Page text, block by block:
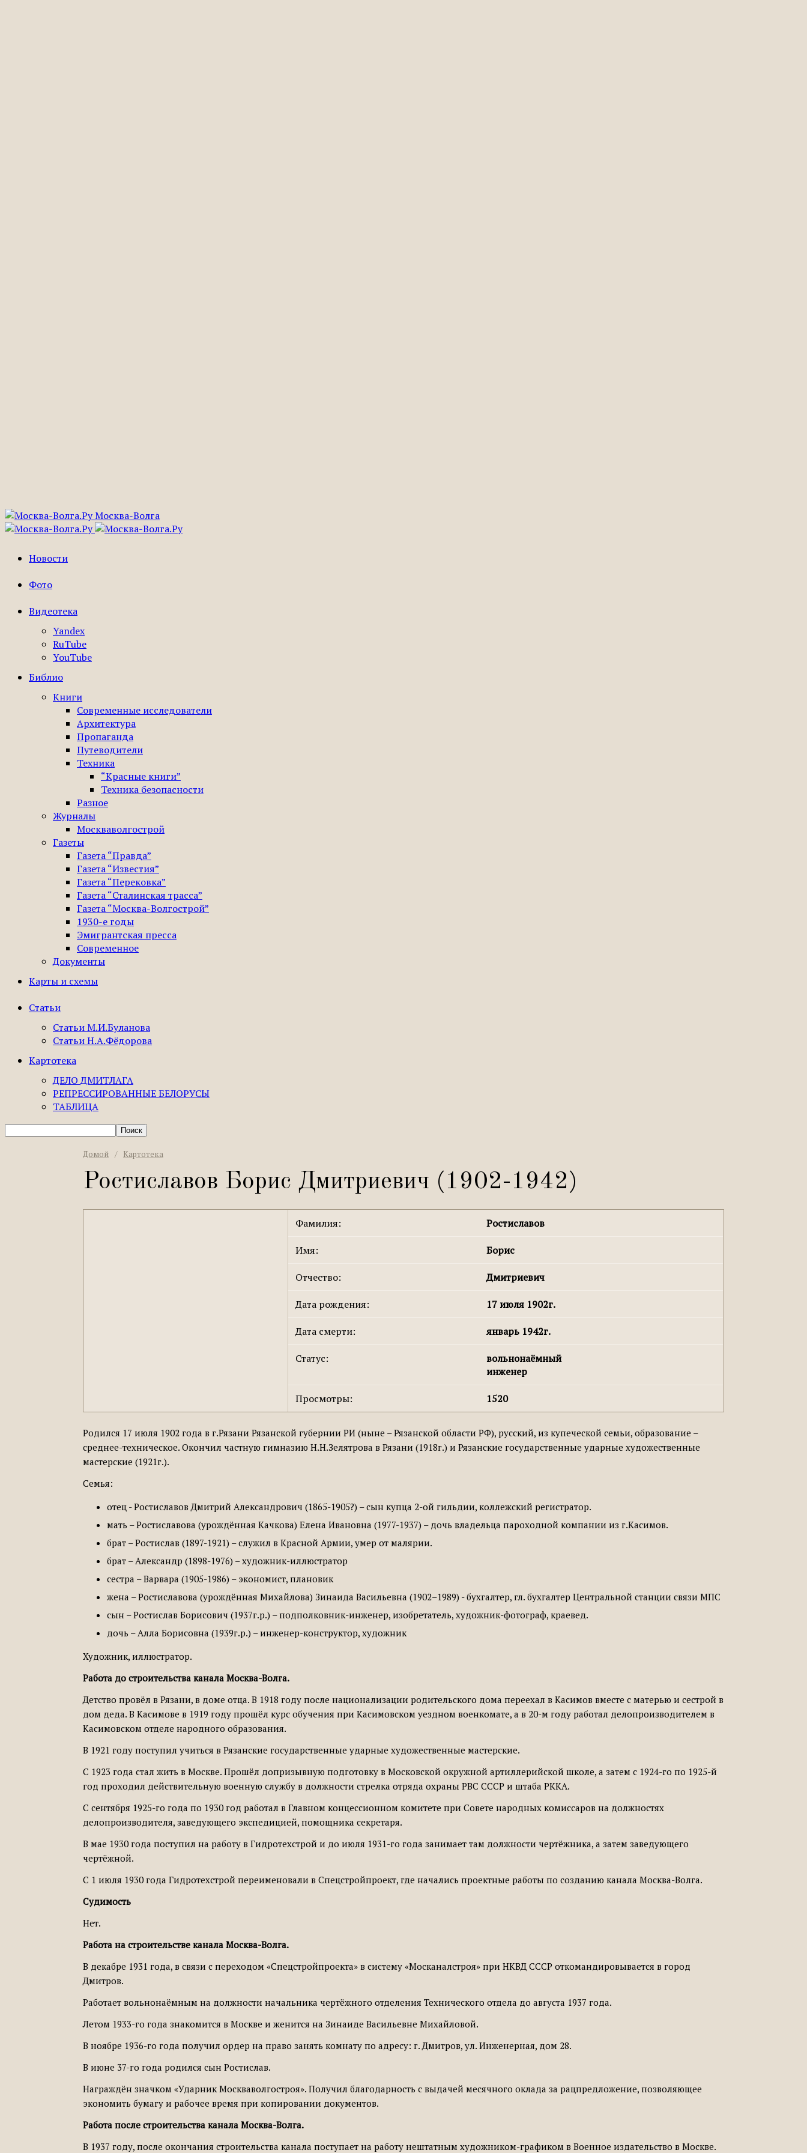
Москва-Волга
Новости
Фото
Видеотека
Yandex
RuTube
YouTube
Библио
Книги
Современные исследователи
Архитектура
Пропаганда
Путеводители
Техника
“Красные книги”
Техника безопасности
Разное
Журналы
Москваволгострой
Газеты
Газета “Правда”
Газета “Известия”
Газета “Перековка”
Газета “Сталинская трасса”
Газета “Москва-Волгострой”
1930-е годы
Эмигрантская пресса
Современное
Документы
Карты и схемы
Статьи
Статьи М.И.Буланова
Статьи Н.А.Фёдорова
Картотека
ДЕЛО ДМИТЛАГА
РЕПРЕССИРОВАННЫЕ БЕЛОРУСЫ
ТАБЛИЦА
Домой / Картотека
Ростиславов Борис Дмитриевич (1902-1942)
Фамилия: Ростиславов
Имя: Борис
Отчество: Дмитриевич
Дата рождения: 17 июля 1902г.
Дата смерти: январь 1942г.
Статус:
вольнонаёмный
инженер
Просмотры: 1520
Родился 17 июля 1902 года в г.Рязани Рязанской губернии РИ (ныне – Рязанской области РФ), русский, из купеческой семьи, образование –
среднее-техническое. Окончил частную гимназию Н.Н.Зелятрова в Рязани (1918г.) и Рязанские государственные ударные художественные
мастерские (1921г.).
Семья:
отец - Ростиславов Дмитрий Александрович (1865-1905?) – сын купца 2-ой гильдии, коллежский регистратор.
мать – Ростиславова (урождённая Качкова) Елена Ивановна (1977-1937) – дочь владельца пароходной компании из г.Касимов.
брат – Ростислав (1897-1921) – служил в Красной Армии, умер от малярии.
брат – Александр (1898-1976) – художник-иллюстратор
сестра – Варвара (1905-1986) – экономист, плановик
жена – Ростиславова (урождённая Михайлова) Зинаида Васильевна (1902–1989) - бухгалтер, гл. бухгалтер Центральной станции связи МПС
сын – Ростислав Борисович (1937г.р.) – подполковник-инженер, изобретатель, художник-фотограф, краевед.
дочь – Алла Борисовна (1939г.р.) – инженер-конструктор, художник
Художник, иллюстратор.
Работа до строительства канала Москва-Волга.
Детство провёл в Рязани, в доме отца. В 1918 году после национализации родительского дома переехал в Касимов вместе с матерью и сестрой в
дом деда. В Касимове в 1919 году прошёл курс обучения при Касимовском уездном военкомате, а в 20-м году работал делопроизводителем в
Касимовском отделе народного образования.
В 1921 году поступил учиться в Рязанские государственные ударные художественные мастерские.
С 1923 года стал жить в Москве. Прошёл допризывную подготовку в Московской окружной артиллерийской школе, а затем с 1924-го по 1925-й
год проходил действительную военную службу в должности стрелка отряда охраны РВС СССР и штаба РККА.
С сентября 1925-го года по 1930 год работал в Главном концессионном комитете при Совете народных комиссаров на должностях
делопроизводителя, заведующего экспедицией, помощника секретаря.
В мае 1930 года поступил на работу в Гидротехстрой и до июля 1931-го года занимает там должности чертёжника, а затем заведующего
чертёжной.
С 1 июля 1930 года Гидротехстрой переименовали в Спецстройпроект, где начались проектные работы по созданию канала Москва-Волга.
Судимость
Нет.
Работа на строительстве канала Москва-Волга.
В декабре 1931 года, в связи с переходом «Спецстройпроекта» в систему «Москаналстроя» при НКВД СССР откомандировывается в город
Дмитров.
Работает вольнонаёмным на должности начальника чертёжного отделения Технического отдела до августа 1937 года.
Летом 1933-го года знакомится в Москве и женится на Зинаиде Васильевне Михайловой.
В ноябре 1936-го года получил ордер на право занять комнату по адресу: г. Дмитров, ул. Инженерная, дом 28.
В июне 37-го года родился сын Ростислав.
Награждён значком «Ударник Москваволгостроя». Получил благодарность с выдачей месячного оклада за рацпредложение, позволяющее
экономить бумагу и рабочее время при копировании документов.
Работа после строительства канала Москва-Волга.
В 1937 году, после окончания строительства канала поступает на работу нештатным художником-графиком в Военное издательство в Москве.